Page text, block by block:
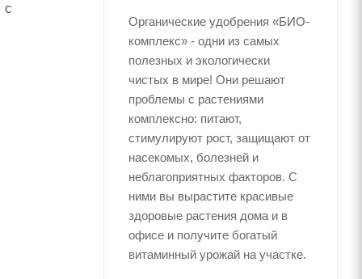
с
Органические удобрения «БИО-
комплекс» - одни из самых
полезных и экологически
чистых в мире! Они решают
проблемы с растениями
комплексно: питают,
стимулируют рост, защищают от
насекомых, болезней и
неблагоприятных факторов. С
ними вы вырастите красивые
здоровые растения дома и в
офисе и получите богатый
витаминный урожай на участке.